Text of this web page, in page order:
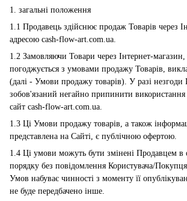
1. загальні положення
1.1 Продавець здійснює продаж Товарів через
адресою cash-flow-art.com.ua.
1.2 Замовляючи Товари через Інтернет-магазин,
погоджується з умовами продажу Товарів,
(далі - Умови продажу товарів). У разі незгоди
зобов'язаний негайно припинити використання
сайт cash-flow-art.com.ua.
1.3 Ці Умови продажу товарів, а також
представлена на Сайті, є публічною офертою.
1.4 Ці умови можуть бути змінені Продавцем в
порядку без повідомлення Користувача/
Умов набуває чинності з моменту її
не буде передбачено інше.